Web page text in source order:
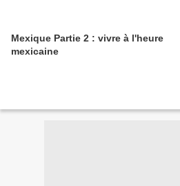
Mexique Partie 2 : vivre à l'heure
mexicaine